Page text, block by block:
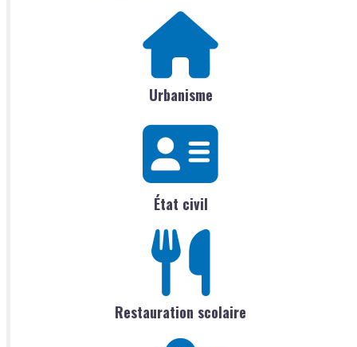
Urbanisme
État civil
Restauration scolaire